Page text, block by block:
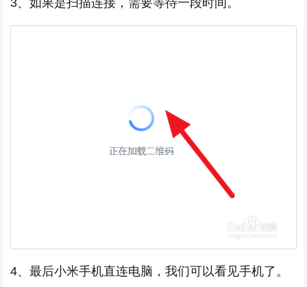
4、最后小米手机直连电脑，我们可以看见手机了。